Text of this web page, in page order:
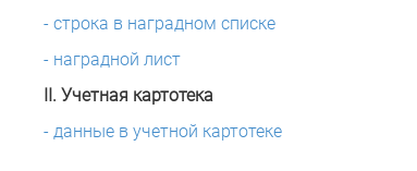
- строка в наградном списке
- наградной лист
II. Учетная картотека
- данные в учетной картотеке